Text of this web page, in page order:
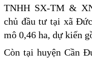
TNHH SX-TM &
chủ đầu tư tại xã
mô 0,46 ha, dự kiến
Còn tại huyện Cần